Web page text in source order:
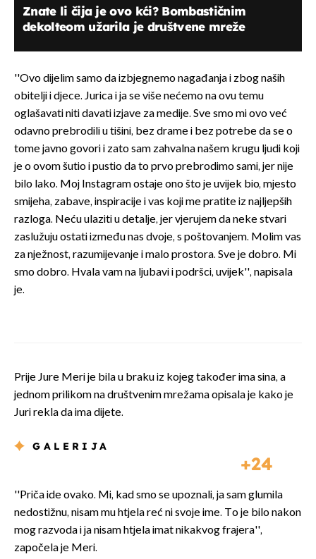
Znate li čija je ovo kći? Bombastičnim
dekolteom užarila je društvene mreže
''Ovo dijelim samo da izbjegnemo nagađanja i zbog naših
obitelji i djece. Jurica i ja se više nećemo na ovu temu
oglašavati niti davati izjave za medije. Sve smo mi ovo već
odavno prebrodili u tišini, bez drame i bez potrebe da se o
tome javno govori i zato sam zahvalna našem krugu ljudi koji
je o ovom šutio i pustio da to prvo prebrodimo sami, jer nije
bilo lako. Moj Instagram ostaje ono što je uvijek bio, mjesto
smijeha, zabave, inspiracije i vas koji me pratite iz najljepših
razloga. Neću ulaziti u detalje, jer vjerujem da neke stvari
zaslužuju ostati između nas dvoje, s poštovanjem. Molim vas
za nježnost, razumijevanje i malo prostora. Sve je dobro. Mi
smo dobro. Hvala vam na ljubavi i podršci, uvijek'', napisala
je.
Prije Jure Meri je bila u braku iz kojeg također ima sina, a
jednom prilikom na društvenim mrežama opisala je kako je
Juri rekla da ima dijete.
GALERIJA
24
''Priča ide ovako. Mi, kad smo se upoznali, ja sam glumila
nedostižnu, nisam mu htjela reć ni svoje ime. To je bilo nakon
mog razvoda i ja nisam htjela imat nikakvog frajera'',
započela je Meri.